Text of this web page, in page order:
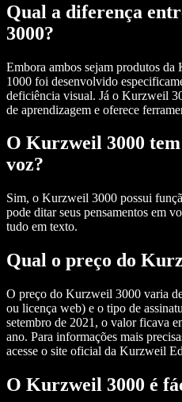
Qual a diferença
3000?
Embora ambos sejam produtos
1000 foi desenvolvido
deficiência visual. Já o Kurzweil
de aprendizagem e oferece
O Kurzweil 3000
voz?
Sim, o Kurzweil 3000 possui
pode ditar seus pensamentos em
tudo em texto.
Qual o preço do
O preço do Kurzweil 3000 varia
ou licença web) e o tipo de
setembro de 2021, o valor ficava
ano. Para informações mais
acesse o site oficial da Kurzweil
O Kurzweil 3000 é